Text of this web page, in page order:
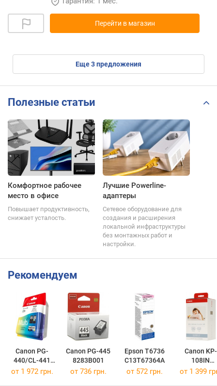
Перейти в магазин
eще3предложения
Полезные статьи
Комфортное рабочее
место в офисе
Повышает продуктивность,
снижает усталость.
Лучшие Powerline-
адаптеры
Сетевое оборудование для
создания и расширения
локальной инфраструктуры
без монтажных работ и
настройки.
Рекомендуем
Canon PG-
440/CL-441
MULTI
Canon PG-445
8283B001
Epson T6736
C13T67364A
Canon KP-
108IN
3115B001
от 1 972 грн. от 736 грн. от 572 грн. от 1 399